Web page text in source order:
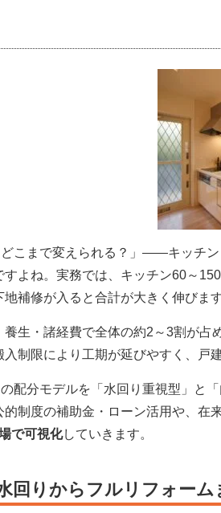
どこまで変えられる？」——キッチ
すよね。実務では、キッチン60～
補修が入ると合計が大きく伸びます
生・諸経費で全体の約2～3割が
制限により工期が延びやすく、戸
配分モデルを「水回り重視型」と
制度の補助金・ローン活用や、在
で可視化していきます。
回りからフルリフォーム